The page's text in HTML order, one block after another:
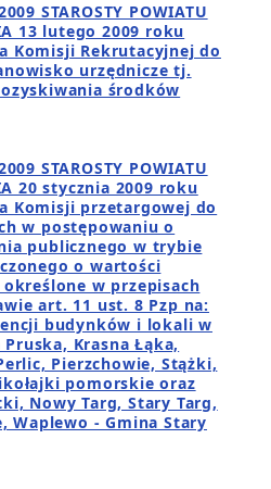
STAROSTY POWIATU
13 lutego 2009 roku
Komisji Rekrutacyjnej do
urzędnicze tj.
środków
STAROSTY POWIATU
20 stycznia 2009 roku
Komisji przetargowej do
w postępowaniu o
publicznego w trybie
o wartości
w przepisach
art. 11 ust. 8 Pzp na:
budynków i lokali w
Krasna Łąka,
Pierzchowie, Stążki,
pomorskie oraz
Nowy Targ, Stary Targ,
Waplewo - Gmina Stary